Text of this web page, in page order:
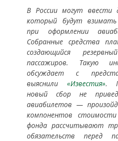
В России могут ввести
который будут
при оформлении
Собранные средства
создающийся
пассажиров. Такую
обсуждает с
выяснили «Известия».
новый сбор не
авиабилетов —
компонентов
фонда рассчитывают
обязательств перед